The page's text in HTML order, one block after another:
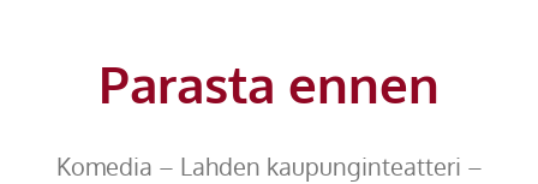
Parasta ennen
Komedia – Lahden kaupunginteatteri –